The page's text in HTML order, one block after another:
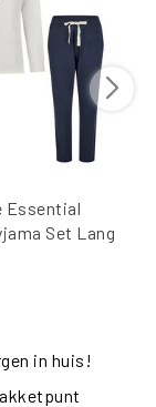
Essential
Set Lang
White
in huis!